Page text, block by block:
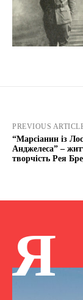
PREVIOUS
“Марсіанин із
Анджелеса” –
творчість Рея
Я